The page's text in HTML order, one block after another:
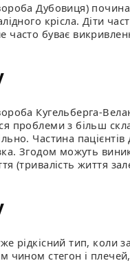
Дубовиця)
крісла. Діти
часто буває
Кугельберга-
проблеми з більш
Частина
Згодом можуть
(тривалість життя
рідкісний тип, коли
чином стегон і